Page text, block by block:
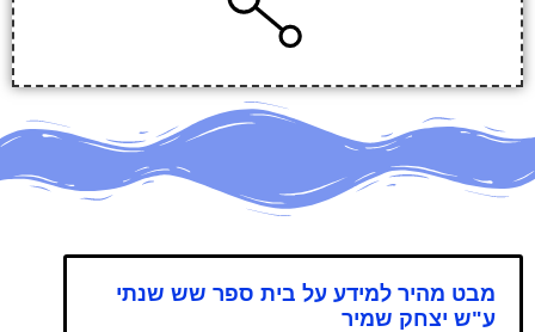
מבט מהיר למידע על בית ספר שש שנתי
ע"ש יצחק שמיר